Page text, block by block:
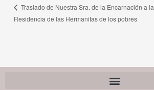
Traslado de Nuestra Sra. de la Encarnación a la
Residencia de las Hermanitas de los pobres